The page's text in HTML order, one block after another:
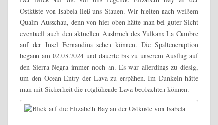
Ostküste von Isabela ließ uns Stauen. Wir hielten nach weißem
Qualm Ausschau, denn von hier oben hätte man bei guter Sicht
eventuell auch den aktuellen Ausbruch des Vulkans La Cumbre
auf der Insel Fernandina sehen können. Die Spalteneruption
begann am 02.03.2024 und dauerte bis zu unserem Ausflug auf
den Sierra Negra immer noch an. Es war allerdings zu diesig,
um den Ocean Entry der Lava zu erspähen. Im Dunkeln hätte
man mit Sicherheit die rotglühende Lava beobachten können.